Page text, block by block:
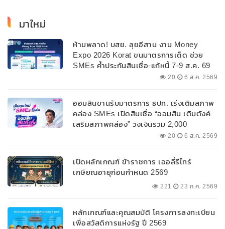
มาใหม่
ห้ามพลาด! บสย. ลุยอีสาน งาน Money
Expo 2026 Korat ขนมาตรการเด็ด ช่วย
SMEs ค้ำประกันสินเชื่อ-แก้หนี้ 7-9 ส.ค. 69
20 6 ส.ค. 2569
ออมสินขานรับมาตรการ ธปท. เร่งเติมสภาพ
คล่อง SMEs เปิดสินเชื่อ “ออมสิน เติมตังค์
เสริมสภาพคล่อง” วงเงินรวม 2,000
ลบ.สนับสนุนเงินทุนหมุนเวียนวงเงินกู้สูงสุด
20 6 ส.ค. 2569
เปิดหลักเกณฑ์ ข้าราชการ เออลี่รีไทร์
เกษียณอายุก่อนกำหนด 2569
221 23 ก.ค. 2569
หลักเกณฑ์และคุณสมบัติ โครงการลงทะเบียน
เพื่อสวัสดิการแห่งรัฐ ปี 2569